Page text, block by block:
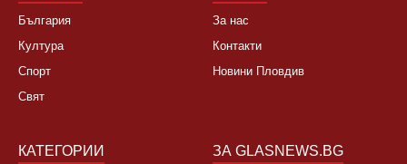
България
Култура
Спорт
Свят
За нас
Контакти
Новини Пловдив
КАТЕГОРИИ ЗА GLASNEWS.BG